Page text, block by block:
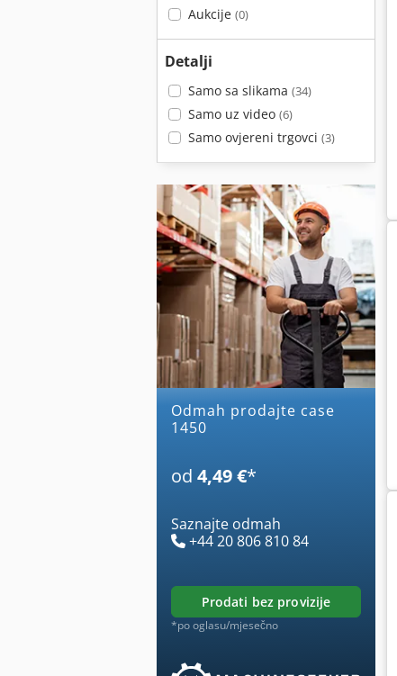
Aukcije (0)
Detalji
Samo sa slikama (34)
Samo uz video (6)
Samo ovjereni trgovci (3)
Odmah prodajte case
1450
od 4,49 €*
Saznajte odmah
+44 20 806 810 84
prodati bez provizije
*po oglasu/mjesečno